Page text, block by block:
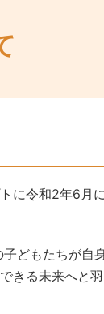
に令和2年6
どもたちが
きる未来へと